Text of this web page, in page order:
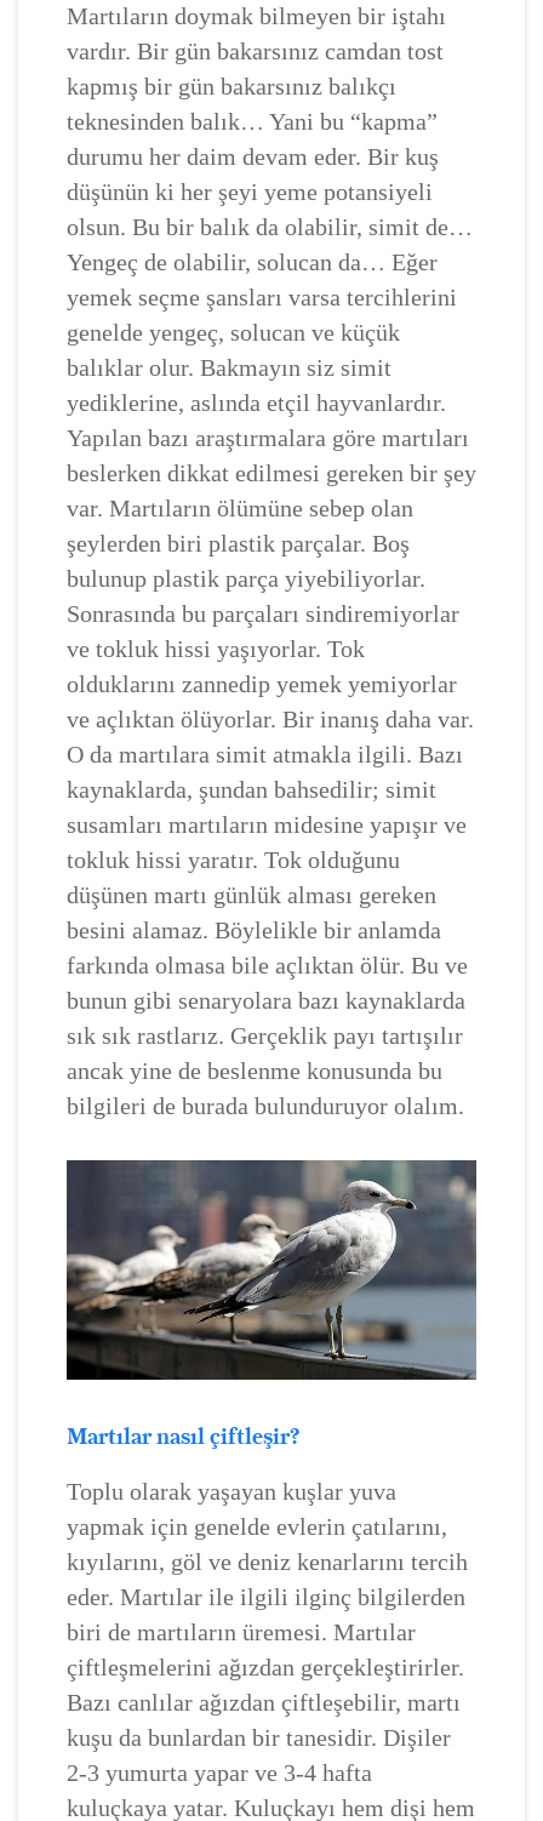
Martıların doymak bilmeyen bir iştahı
vardır. Bir gün bakarsınız camdan tost
kapmış bir gün bakarsınız balıkçı
teknesinden balık… Yani bu “kapma”
durumu her daim devam eder. Bir kuş
düşünün ki her şeyi yeme potansiyeli
olsun. Bu bir balık da olabilir, simit de…
Yengeç de olabilir, solucan da… Eğer
yemek seçme şansları varsa tercihlerini
genelde yengeç, solucan ve küçük
balıklar olur. Bakmayın siz simit
yediklerine, aslında etçil hayvanlardır.
Yapılan bazı araştırmalara göre martıları
beslerken dikkat edilmesi gereken bir şey
var. Martıların ölümüne sebep olan
şeylerden biri plastik parçalar. Boş
bulunup plastik parça yiyebiliyorlar.
Sonrasında bu parçaları sindiremiyorlar
ve tokluk hissi yaşıyorlar. Tok
olduklarını zannedip yemek yemiyorlar
ve açlıktan ölüyorlar. Bir inanış daha var.
O da martılara simit atmakla ilgili. Bazı
kaynaklarda, şundan bahsedilir; simit
susamları martıların midesine yapışır ve
tokluk hissi yaratır. Tok olduğunu
düşünen martı günlük alması gereken
besini alamaz. Böylelikle bir anlamda
farkında olmasa bile açlıktan ölür. Bu ve
bunun gibi senaryolara bazı kaynaklarda
sık sık rastlarız. Gerçeklik payı tartışılır
ancak yine de beslenme konusunda bu
bilgileri de burada bulunduruyor olalım.
Martılar nasıl çiftleşir?
Toplu olarak yaşayan kuşlar yuva
yapmak için genelde evlerin çatılarını,
kıyılarını, göl ve deniz kenarlarını tercih
eder. Martılar ile ilgili ilginç bilgilerden
biri de martıların üremesi. Martılar
çiftleşmelerini ağızdan gerçekleştirirler.
Bazı canlılar ağızdan çiftleşebilir, martı
kuşu da bunlardan bir tanesidir. Dişiler
2-3 yumurta yapar ve 3-4 hafta
kuluçkaya yatar. Kuluçkayı hem dişi hem